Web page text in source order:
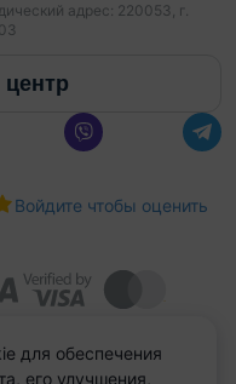
адрес: 220053, г.
Войдите чтобы оценить
для обеспечения
его улучшения,